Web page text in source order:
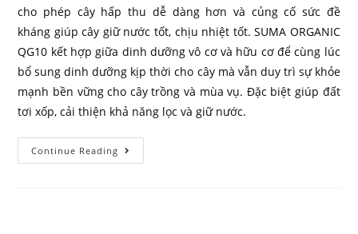
cho phép cây hấp thu dễ dàng hơn và củng cố sức đề
kháng giúp cây giữ nước tốt, chịu nhiệt tốt. SUMA ORGANIC
QG10 kết hợp giữa dinh dưỡng vô cơ và hữu cơ để cùng lúc
bổ sung dinh dưỡng kịp thời cho cây mà vẫn duy trì sự khỏe
mạnh bền vững cho cây trồng và mùa vụ. Đặc biệt giúp đất
tơi xốp, cải thiện khả năng lọc và giữ nước.
Continue Reading